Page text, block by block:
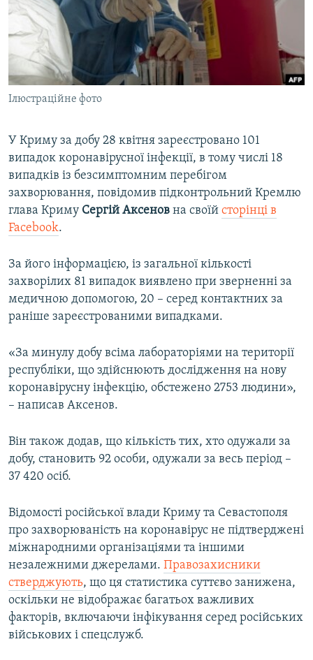
ДЕПОРТАЦІЯ
ВІДЕОУРОКИ «ELIFBE»
СВІДЧЕННЯ ОКУПАЦІЇ
УКРАЇНСЬКА ПРОБЛЕМА КРИМУ
ІНФОГРАФІКА
ЯК ОБІЙТИ БЛОКУВАННЯ
Русский
Qırımtatar
ДОЛУЧАЙСЯ!
Усі сайти RFE/RL
Ілюстраційне фото
У Криму за добу 28 квітня зареєстровано 101
випадок коронавірусної інфекції, в тому числі 18
випадків із безсимптомним перебігом
захворювання, повідомив підконтрольний Кремлю
глава Криму Сергій Аксенов на своїй сторінці в
Facebook.
За його інформацією, із загальної кількості
захворілих 81 випадок виявлено при зверненні за
медичною допомогою, 20 – серед контактних за
раніше зареєстрованими випадками.
«За минулу добу всіма лабораторіями на території
республіки, що здійснюють дослідження на нову
коронавірусну інфекцію, обстежено 2753 людини»,
– написав Аксенов.
Він також додав, що кількість тих, хто одужали за
добу, становить 92 особи, одужали за весь період –
37 420 осіб.
Відомості російської влади Криму та Севастополя
про захворюваність на коронавірус не підтверджені
міжнародними організаціями та іншими
незалежними джерелами. Правозахисники
стверджують, що ця статистика суттєво занижена,
оскільки не відображає багатьох важливих
факторів, включаючи інфікування серед російських
військових і спецслужб.